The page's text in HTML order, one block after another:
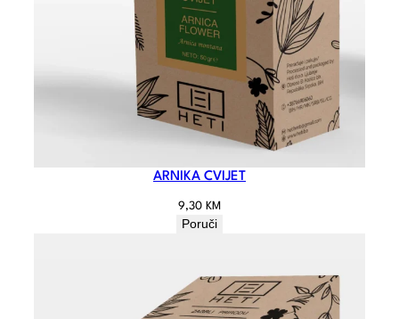
ARNIKA CVIJET
9,30 KM
Poruči